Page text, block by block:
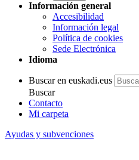
Información general
Accesibilidad
Información legal
Política de cookies
Sede Electrónica
Idioma
Buscar en euskadi.eus
Buscar
Contacto
Mi carpeta
Ayudas y subvenciones